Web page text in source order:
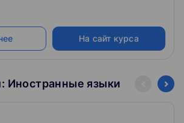
На сайт курса
Иностранные языки